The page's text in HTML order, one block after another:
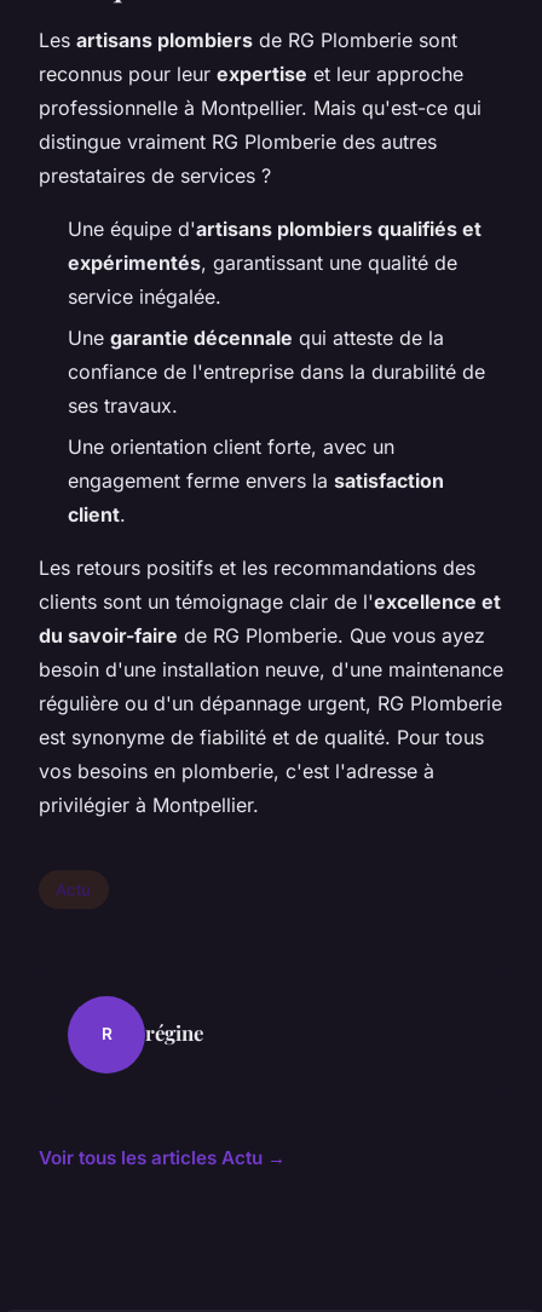
Les artisans plombiers de RG Plomberie sont
reconnus pour leur expertise et leur approche
professionnelle à Montpellier. Mais qu'est-ce qui
distingue vraiment RG Plomberie des autres
prestataires de services ?
Une équipe d'artisans plombiers qualifiés et
expérimentés, garantissant une qualité de
service inégalée.
Une garantie décennale qui atteste de la
confiance de l'entreprise dans la durabilité de
ses travaux.
Une orientation client forte, avec un
engagement ferme envers la satisfaction
client.
Les retours positifs et les recommandations des
clients sont un témoignage clair de l'excellence et
du savoir-faire de RG Plomberie. Que vous ayez
besoin d'une installation neuve, d'une maintenance
régulière ou d'un dépannage urgent, RG Plomberie
est synonyme de fiabilité et de qualité. Pour tous
vos besoins en plomberie, c'est l'adresse à
privilégier à Montpellier.
Actu
R régine
Voir tous les articles Actu →